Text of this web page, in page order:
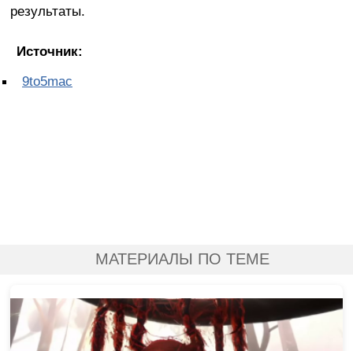
результаты.
Источник:
9to5mac
МАТЕРИАЛЫ ПО ТЕМЕ